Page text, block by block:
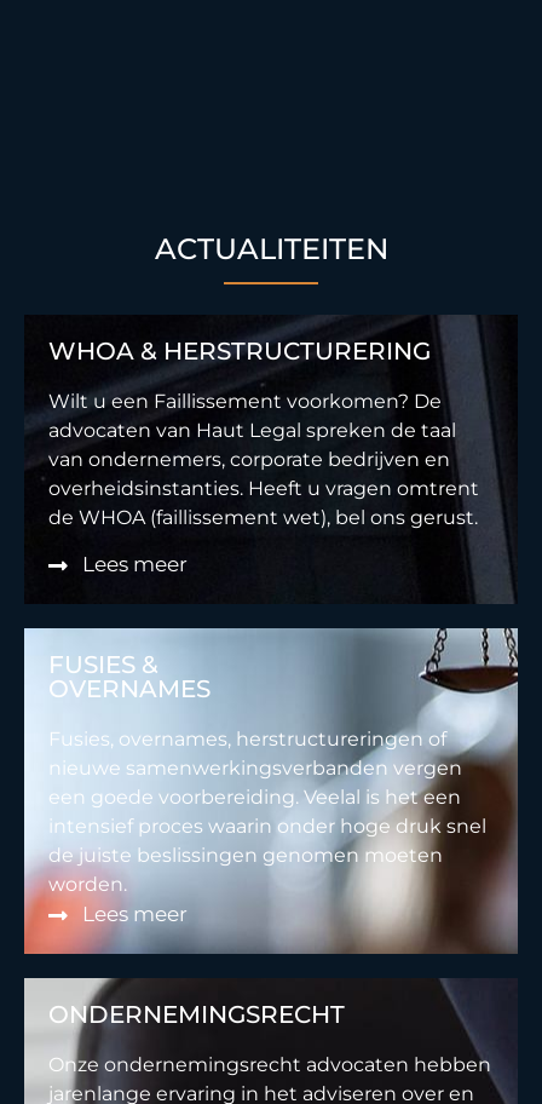
ACTUALITEITEN
WHOA & HERSTRUCTURERING
Wilt u een Faillissement voorkomen? De
advocaten van Haut Legal spreken de taal
van ondernemers, corporate bedrijven en
overheidsinstanties. Heeft u vragen omtrent
de WHOA (faillissement wet), bel ons gerust.
Lees meer
FUSIES &
OVERNAMES
Fusies, overnames, herstructureringen of
nieuwe samenwerkingsverbanden vergen
een goede voorbereiding. Veelal is het een
intensief proces waarin onder hoge druk snel
de juiste beslissingen genomen moeten
worden.
Lees meer
ONDERNEMINGSRECHT
Onze ondernemingsrecht advocaten hebben
jarenlange ervaring in het adviseren over en